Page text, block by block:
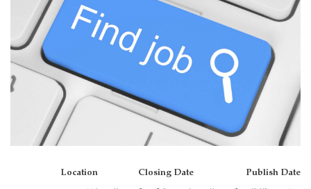
Publish Date
Closing Date
Location